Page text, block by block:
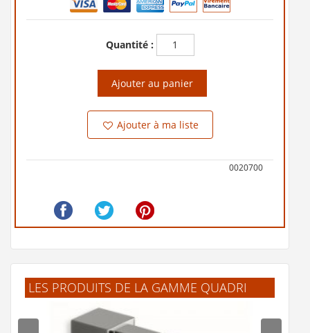
Quantité :
Ajouter au panier
Ajouter à ma liste
0020700
LES PRODUITS DE LA GAMME QUADRI